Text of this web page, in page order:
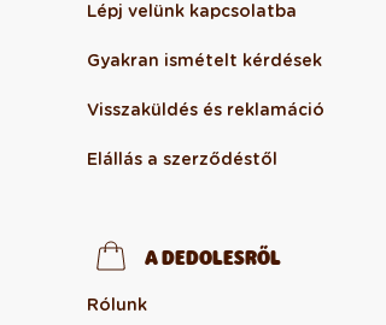
Lépj velünk kapcsolatba
Gyakran ismételt kérdések
Visszaküldés és reklamáció
Elállás a szerződéstől
A DEDOLESRŐL
Rólunk